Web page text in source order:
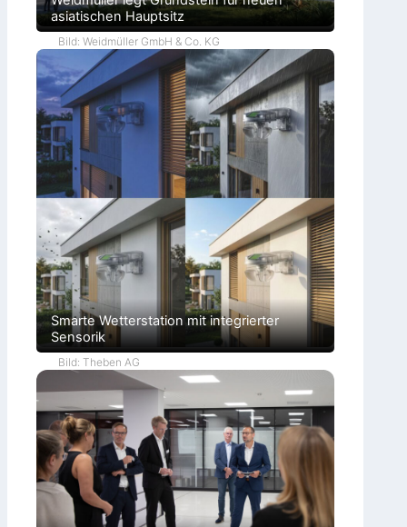
asiatischen Hauptsitz
Bild: Weidmüller GmbH & Co. KG
Smarte Wetterstation mit integrierter
Sensorik
Bild: Theben AG